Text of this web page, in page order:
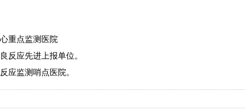
重点监测医院
反应先进上报单位。
应监测哨点医院。